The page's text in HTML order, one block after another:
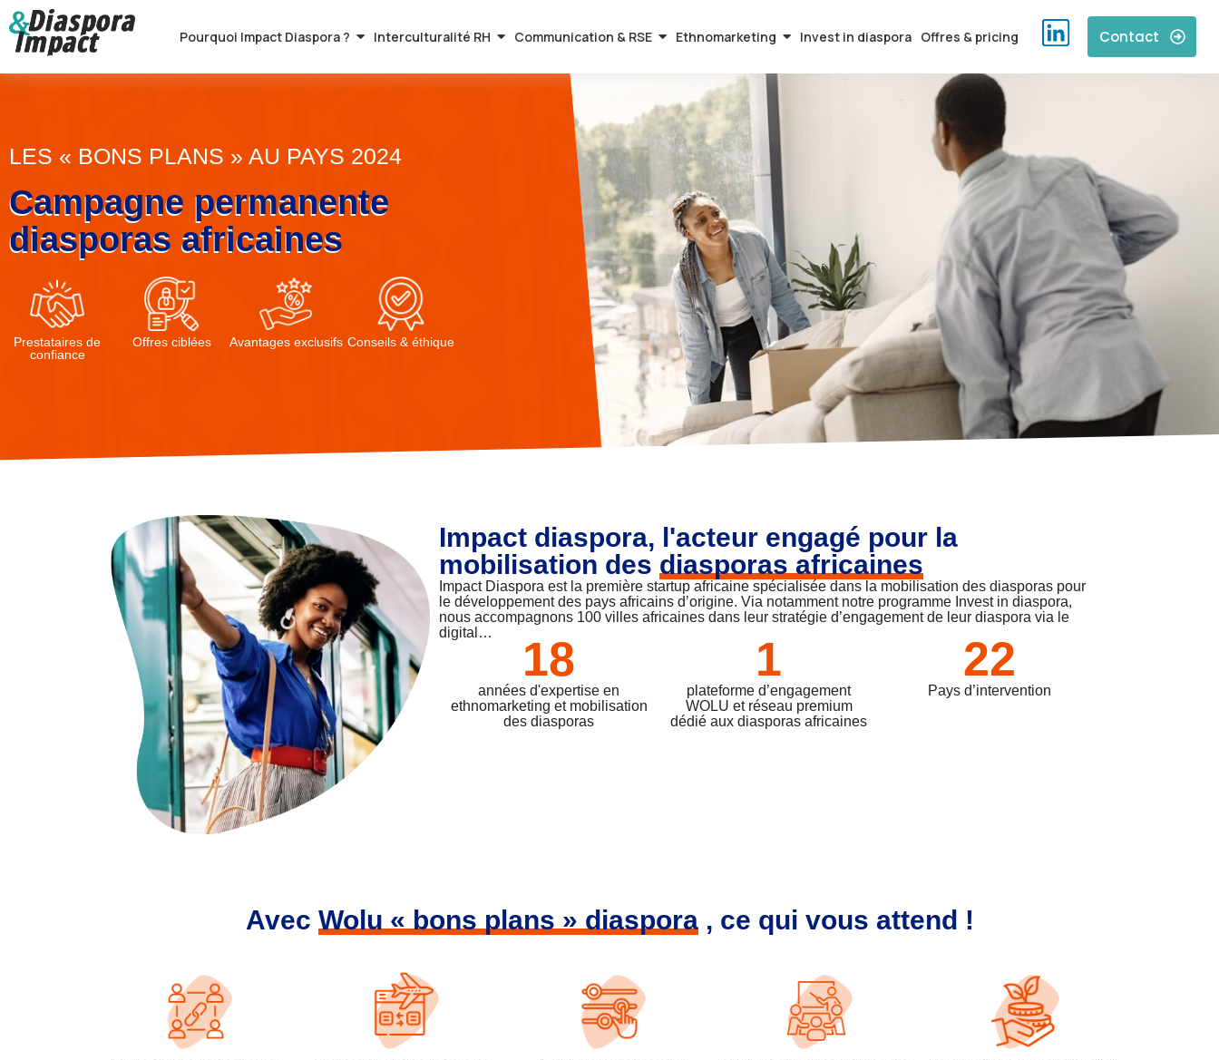
Aller
au
Pourquoi Impact Diaspora ? Interculturalité RH Communication & RSE Ethnomarketing Invest in diaspora Offres & pricing Contact
LES « BONS PLANS » AU PAYS 2024
Campagne permanente
diasporas africaines
Prestataires de
confiance
Offres ciblées Avantages exclusifs Conseils & éthique
Impact diaspora, l'acteur engagé pour la
mobilisation des diasporas africaines
Impact Diaspora est la première startup africaine spécialisée dans la mobilisation des diasporas pour
le développement des pays africains d’origine. Via notamment notre programme Invest in diaspora,
nous accompagnons 100 villes africaines dans leur stratégie d’engagement de leur diaspora via le
digital…
18
années d'expertise en
ethnomarketing et mobilisation
des diasporas
1
plateforme d’engagement
WOLU et réseau premium
dédié aux diasporas africaines
22
Pays d’intervention
Avec Wolu « bons plans » diaspora, ce qui vous attend !